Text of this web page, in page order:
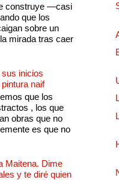
construye —casi
que los
sobre un
mirada tras caer
inicios
naif
que los
, los que
obras que no
es que no
Maitena. Dime
y te diré quien